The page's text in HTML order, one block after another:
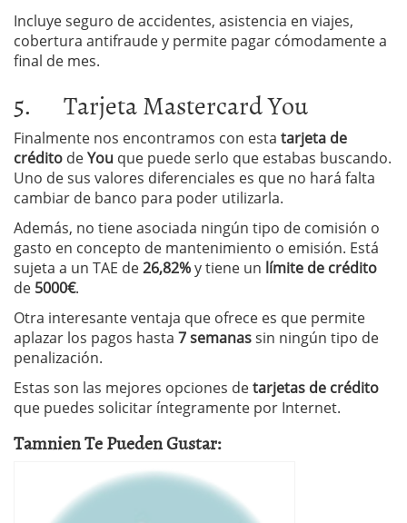
Incluye seguro de accidentes, asistencia en viajes,
cobertura antifraude y permite pagar cómodamente a
final de mes.
5. Tarjeta Mastercard You
Finalmente nos encontramos con esta tarjeta de
crédito deYou que puede serlo que estabas buscando.
Uno de sus valores diferenciales es que no hará falta
cambiar de banco para poder utilizarla.
Además, no tiene asociada ningún tipo de comisión o
gasto en concepto de mantenimiento o emisión. Está
sujeta a un TAE de26,82%y tiene un límite de crédito
de 5000€.
Otra interesante ventaja que ofrece es que permite
aplazar los pagos hasta 7 semanassin ningún tipo de
penalización.
Estas son las mejores opciones detarjetas de crédito
que puedes solicitar íntegramente por Internet.
Tamnien Te Pueden Gustar: